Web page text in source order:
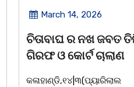
March 8, 2026
ସଶକ୍ତ ଓଡିଶା ପକ୍ଷରୁ
ଦିବସ ଅନୁଷ୍ଠିତ
ଭୁବନେଶ୍ୱର, 08/03/ 26: